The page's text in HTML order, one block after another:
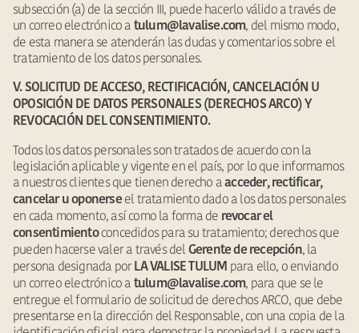
subsección (a) de la sección III, puede hacerlo válido a través de
un correo electrónico a tulum@lavalise.com, del mismo modo,
de esta manera se atenderán las dudas y comentarios sobre el
tratamiento de los datos personales.
V. SOLICITUD DE ACCESO, RECTIFICACIÓN, CANCELACIÓN U
OPOSICIÓN DE DATOS PERSONALES (DERECHOS ARCO) Y
REVOCACIÓN DEL CONSENTIMIENTO.
Todos los datos personales son tratados de acuerdo con la
legislación aplicable y vigente en el país, por lo que informamos
a nuestros clientes que tienen derecho aacceder, rectificar,
cancelar u oponerseel tratamiento dado a los datos personales
en cada momento, así como la forma de revocar el
consentimientoconcedidos para su tratamiento; derechos que
pueden hacerse valer a través del Gerente de recepción, la
persona designada por LA VALISE TULUM para ello, o enviando
un correo electrónico a tulum@lavalise.com, para que se le
entregue el formulario de solicitud de derechos ARCO, que debe
presentarse en la dirección del Responsable, con una copia de la